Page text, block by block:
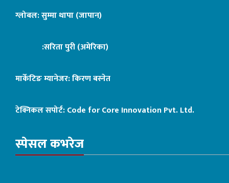
ग्लोबल: सुम्मा थापा (जापान)
:सरिता पुरी (अमेरिका)
मार्केटिङ म्यानेजर: किरण बस्नेत
टेक्निकल सपोर्ट:Code for Core Innovation Pvt. Ltd.
स्पेसल कभरेज